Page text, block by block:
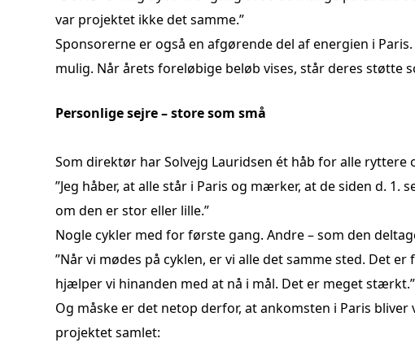
var projektet ikke det samme.”
Sponsorerne er også en afgørende del af energien i
mulig. Når årets foreløbige beløb vises, står deres støtte
Personlige sejre – store som små
Som direktør har Solvejg Lauridsen ét håb for alle ryttere
”Jeg håber, at alle står i Paris og mærker, at de siden d.
om den er stor eller lille.”
Nogle cykler med for første gang. Andre – som den
”Når vi mødes på cyklen, er vi alle det samme sted. Det
hjælper vi hinanden med at nå i mål. Det er meget stærkt.”
Og måske er det netop derfor, at ankomsten i Paris
projektet samlet: